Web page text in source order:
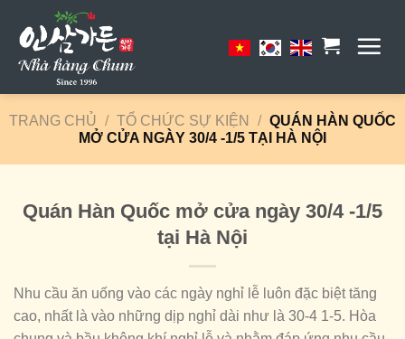
content
TRANG CHỦ / TỔ CHỨC SỰ KIỆN / QUÁN HÀN QUỐC
MỞ CỬA NGÀY 30/4 -1/5 TẠI HÀ NỘI
Quán Hàn Quốc mở cửa ngày 30/4 -1/5
tại Hà Nội
Nhu cầu ăn uống vào các ngày nghỉ lễ luôn đặc biệt tăng
cao, nhất là vào những dịp nghỉ dài như là 30-4 1-5. Hòa